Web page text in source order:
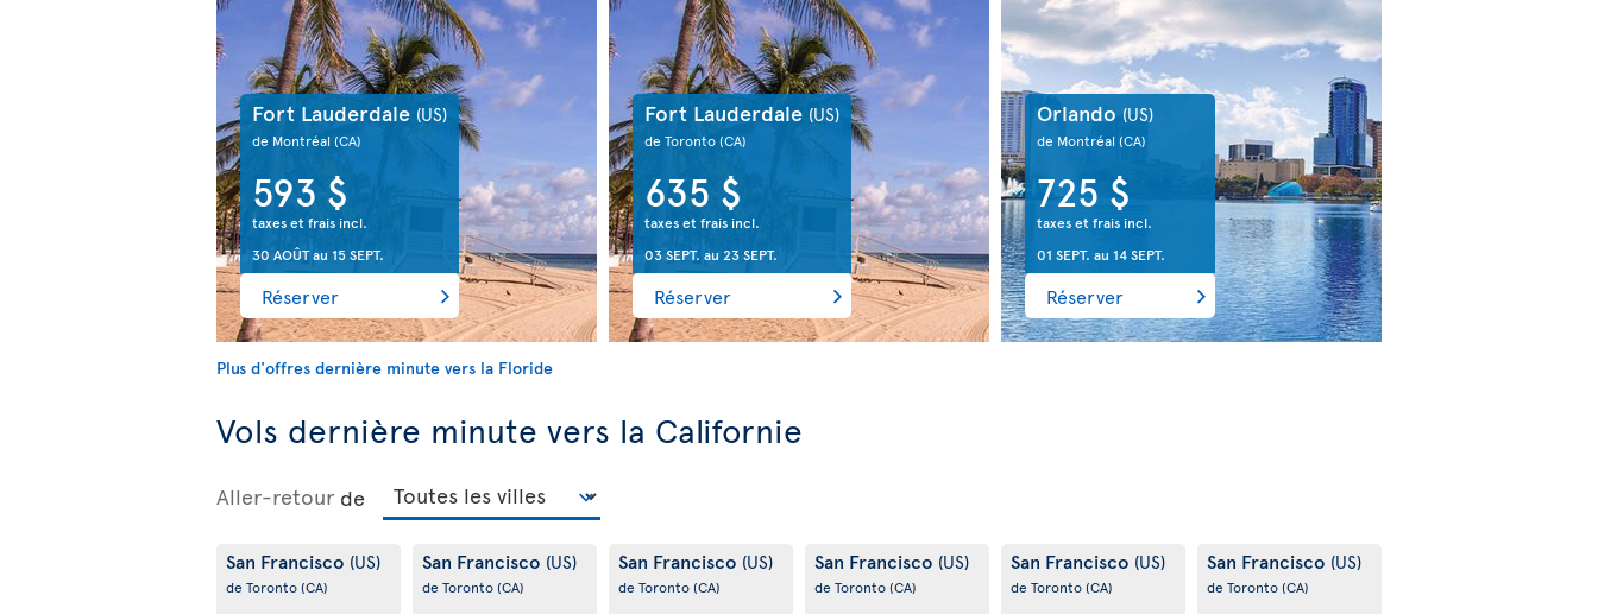
Fort Lauderdale (US)
de Montréal(CA)
593 $
taxes et frais incl.
30 AOÛTau 15 SEPT.
Réserver
Fort Lauderdale (US)
de Toronto(CA)
635 $
taxes et frais incl.
03 SEPT. au 23 SEPT.
Réserver
Orlando (US)
de Montréal(CA)
725 $
taxes et frais incl.
01 SEPT. au 14 SEPT.
Réserver
Plus d'offres dernière minute vers la Floride
Vols dernière minute vers la Californie
Aller-retour de
San Francisco (US)
de Toronto(CA)
San Francisco (US)
de Toronto(CA)
San Francisco (US)
de Toronto(CA)
San Francisco (US)
de Toronto(CA)
San Francisco (US)
de Toronto(CA)
San Francisco (US)
de Toronto(CA)